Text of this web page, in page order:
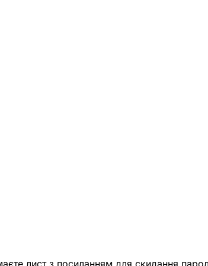
лист з посиланням для скидання